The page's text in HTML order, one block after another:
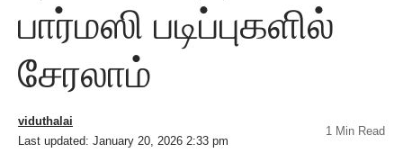
பார்மஸி படிப்புகளில்
சேரலாம்
Last updated: January 20, 2026 2:33 pm
viduthalai
1 Min Read